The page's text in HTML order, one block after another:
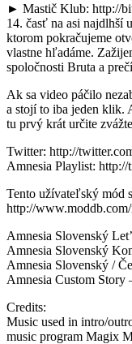
► Mastič Klub: http://
14. časť na asi najdlhší
ktorom pokračujeme
vlastne hľadáme.
spoločnosti Bruta a
Ak sa video páčilo
a stojí to iba jeden klik.
tu prvý krát určite
Twitter: http://
Amnesia Playlist:
Tento užívateľský mód
http://
Amnesia Slovenský
Amnesia Slovenský
Amnesia Slovenský /
Amnesia Custom Story
Credits:
Music used in intro/
music program Magix